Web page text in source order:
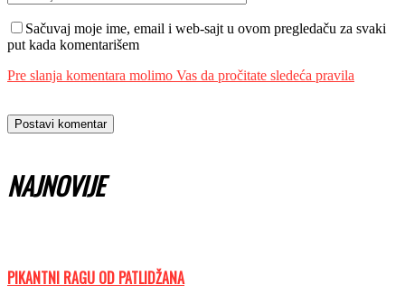
Sačuvaj moje ime, email i web-sajt u ovom pregledaču za svaki
put kada komentarišem
Pre slanja komentara molimo Vas da pročitate sledeća pravila
NAJNOVIJE
PIKANTNI RAGU OD PATLIDŽANA